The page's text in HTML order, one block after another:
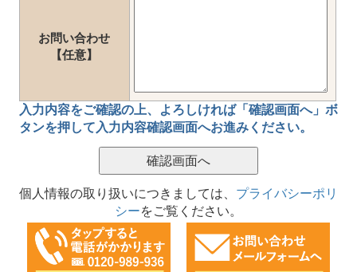
お問い合わせ
【任意】
入力内容をご確認の上、
よろしければ「確認画面へ」ボ
タンを押して 入力内容確認画面へお進みください。
個人情報の取り扱いにつきましては、 プライバシーポリ
シーをご覧ください。